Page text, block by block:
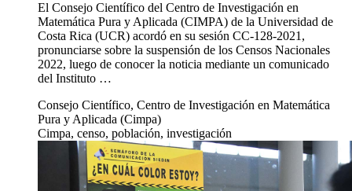
El Consejo Científico del Centro de Investigación en
Matemática Pura y Aplicada (CIMPA) de la Universidad de
Costa Rica (UCR) acordó en su sesión CC-128-2021,
pronunciarse sobre la suspensión de los Censos Nacionales
2022, luego de conocer la noticia mediante un comunicado
del Instituto …
Consejo Científico, Centro de Investigación en Matemática
Pura y Aplicada (Cimpa)
Cimpa, censo, población, investigación